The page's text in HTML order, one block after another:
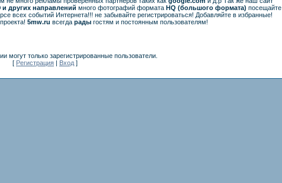
других направлений много фотографий формата HQ (большого формата) посещайте
всех событий Интернета!!! не забывайте регистрироваться! Добавляйте в избранные!
5mw.ru всегда рады гостям и постоянным пользователям!
могут только зарегистрированные пользователи.
[ Регистрация | Вход ]